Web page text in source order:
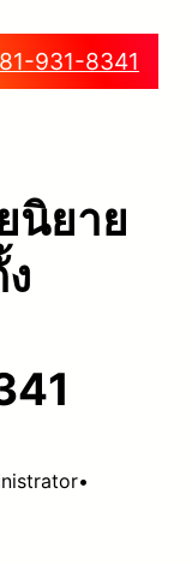
931-8341
นิยาย
•